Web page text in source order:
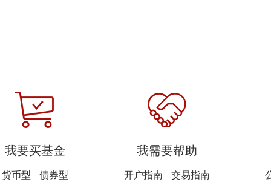
我要买基金
货币型
债券型
我需要帮助
开户指南
交易指南